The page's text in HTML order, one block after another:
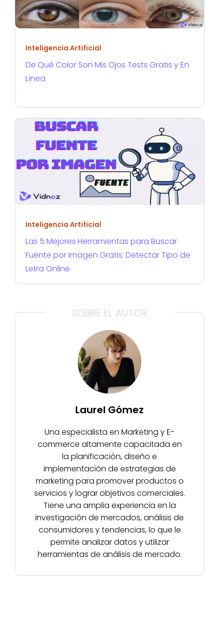
Inteligencia Artificial
De Qué Color Son Mis Ojos Tests Gratis y En
Línea
Inteligencia Artificial
Las 5 Mejores Herramientas para Buscar
Fuente por Imagen Gratis: Detectar Tipo de
Letra Online
SOBRE EL AUTOR
Laurel Gómez
Una especialista en Marketing y E-
commerce altamente capacitada en
la planificación, diseño e
implementación de estrategias de
marketing para promover productos o
servicios y lograr objetivos comerciales.
Tiene una amplia experiencia en la
investigación de mercados, análisis de
consumidores y tendencias, lo que le
permite analizar datos y utilizar
herramientas de análisis de mercado.